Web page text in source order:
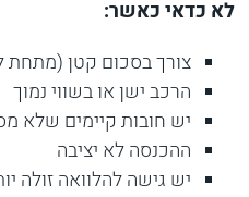
לא כדאי כאשר:
צורך בסכום קטן (מתחת ל-
הרכב ישן או בשווי נמוך
יש חובות קיימים שלא
ההכנסה לא יציבה
יש גישה להלוואה זולה